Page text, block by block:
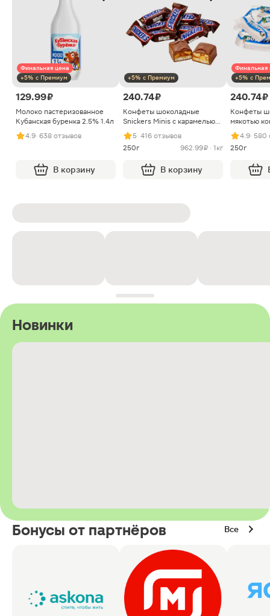
Финальная цена
+5% с Премиум
129.99 ₽
Молоко пастеризованное
Кубанская буренка 2.5% 1.4л
4.9· 638 отзывов
В корзину
+5% с Премиум
240.74 ₽
Конфеты шоколадные
Snickers Minis с карамелью
арахисом и нугой
5· 416 отзывов
250г
962.99 ₽ · 1кг
В корзину
Финальная
+5% с
240.74 ₽
Конфеты
мякотью
4.9· 580
250г
Новинки
Бонусы от партнёров Все